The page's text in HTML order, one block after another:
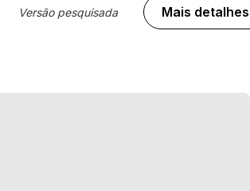
Versão pesquisada Mais detalhes